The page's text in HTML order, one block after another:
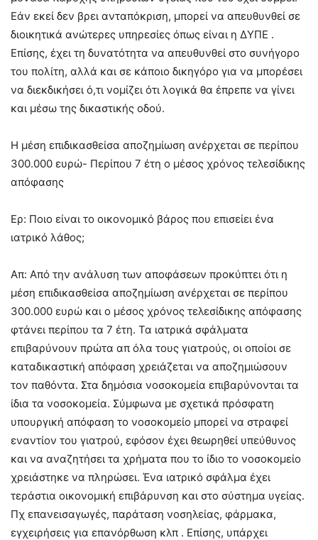
Εάν εκεί δεν βρει ανταπόκριση, μπορεί να απευθυνθεί σε
διοικητικά ανώτερες υπηρεσίες όπως είναι η ΔΥΠΕ .
Επίσης, έχει τη δυνατότητα να απευθυνθεί στο συνήγορο
του πολίτη, αλλά και σε κάποιο δικηγόρο για να μπορέσει
να διεκδικήσει ό,τι νομίζει ότι λογικά θα έπρεπε να γίνει
και μέσω της δικαστικής οδού.
Η μέση επιδικασθείσα αποζημίωση ανέρχεται σε περίπου
300.000 ευρώ- Περίπου 7 έτη ο μέσος χρόνος τελεσίδικης
απόφασης
Ερ: Ποιο είναι το οικονομικό βάρος που επισείει ένα
ιατρικό λάθος;
Απ: Aπό την ανάλυση των αποφάσεων προκύπτει ότι η
μέση επιδικασθείσα αποζημίωση ανέρχεται σε περίπου
300.000 ευρώ και ο μέσος χρόνος τελεσίδικης απόφασης
φτάνει περίπου τα 7 έτη. Τα ιατρικά σφάλματα
επιβαρύνουν πρώτα απ όλα τους γιατρούς, οι οποίοι σε
καταδικαστική απόφαση χρειάζεται να αποζημιώσουν
τον παθόντα. Στα δημόσια νοσοκομεία επιβαρύνονται τα
ίδια τα νοσοκομεία. Σύμφωνα με σχετικά πρόσφατη
υπουργική απόφαση το νοσοκομείο μπορεί να στραφεί
εναντίον του γιατρού, εφόσον έχει θεωρηθεί υπεύθυνος
και να αναζητήσει τα χρήματα που το ίδιο το νοσοκομείο
χρειάστηκε να πληρώσει. Ένα ιατρικό σφάλμα έχει
τεράστια οικονομική επιβάρυνση και στο σύστημα υγείας.
Πχ επανεισαγωγές, παράταση νοσηλείας, φάρμακα,
εγχειρήσεις για επανόρθωση κλπ . Επίσης, υπάρχει